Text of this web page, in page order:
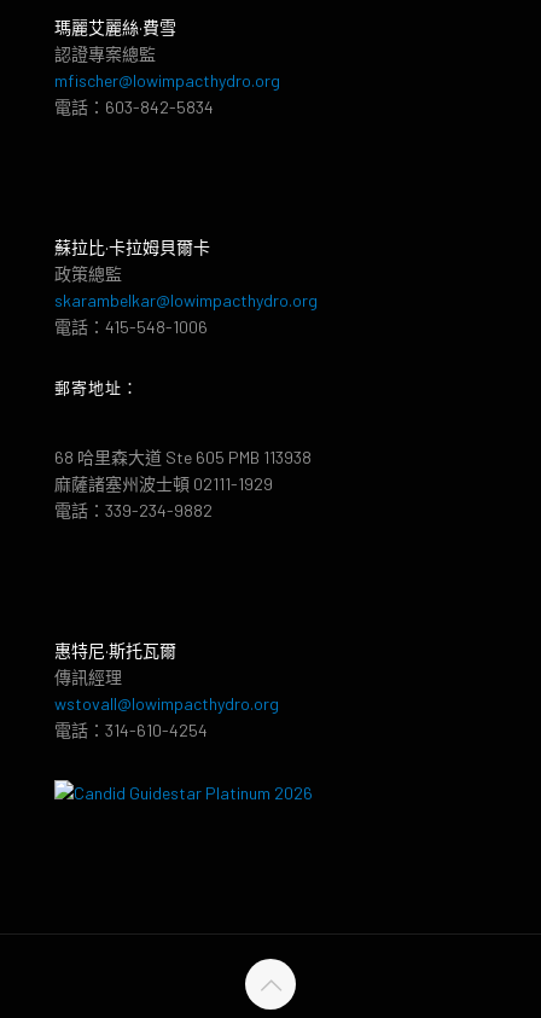
瑪麗艾麗絲·費雪
認證專案總監
mfischer@lowimpacthydro.org
電話：603-842-5834
蘇拉比·卡拉姆貝爾卡
政策總監
skarambelkar@lowimpacthydro.org
電話：415-548-1006
郵寄地址：
68 哈里森大道 Ste 605 PMB 113938
麻薩諸塞州波士頓 02111-1929
電話：339-234-9882
惠特尼·斯托瓦爾
傳訊經理
wstovall@lowimpacthydro.org
電話：314-610-4254